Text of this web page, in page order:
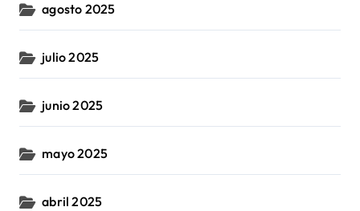
agosto 2025
julio 2025
junio 2025
mayo 2025
abril 2025